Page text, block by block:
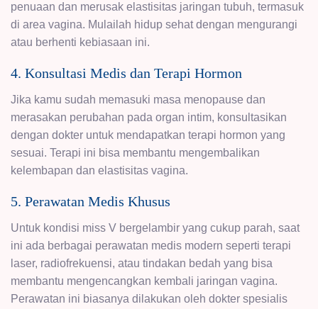
penuaan dan merusak elastisitas jaringan tubuh, termasuk
di area vagina. Mulailah hidup sehat dengan mengurangi
atau berhenti kebiasaan ini.
4. Konsultasi Medis dan Terapi Hormon
Jika kamu sudah memasuki masa menopause dan
merasakan perubahan pada organ intim, konsultasikan
dengan dokter untuk mendapatkan terapi hormon yang
sesuai. Terapi ini bisa membantu mengembalikan
kelembapan dan elastisitas vagina.
5. Perawatan Medis Khusus
Untuk kondisi miss V bergelambir yang cukup parah, saat
ini ada berbagai perawatan medis modern seperti terapi
laser, radiofrekuensi, atau tindakan bedah yang bisa
membantu mengencangkan kembali jaringan vagina.
Perawatan ini biasanya dilakukan oleh dokter spesialis